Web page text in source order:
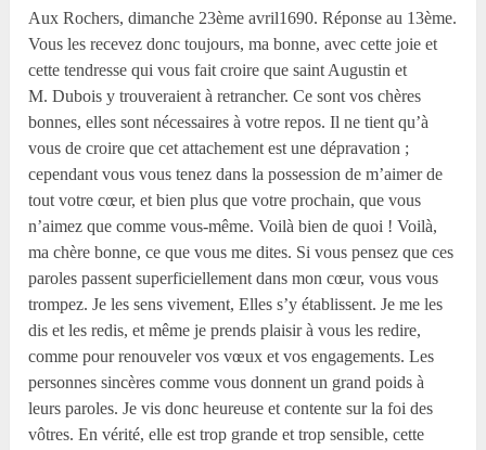
Aux Rochers, dimanche 23ème avril1690. Réponse au 13ème.
Vous les recevez donc toujours, ma bonne, avec cette joie et
cette tendresse qui vous fait croire que saint Augustin et
M. Dubois y trouveraient à retrancher. Ce sont vos chères
bonnes, elles sont nécessaires à votre repos. Il ne tient qu’à
vous de croire que cet attachement est une dépravation ;
cependant vous vous tenez dans la possession de m’aimer de
tout votre cœur, et bien plus que votre prochain, que vous
n’aimez que comme vous-même. Voilà bien de quoi ! Voilà,
ma chère bonne, ce que vous me dites. Si vous pensez que ces
paroles passent superficiellement dans mon cœur, vous vous
trompez. Je les sens vivement, Elles s’y établissent. Je me les
dis et les redis, et même je prends plaisir à vous les redire,
comme pour renouveler vos vœux et vos engagements. Les
personnes sincères comme vous donnent un grand poids à
leurs paroles. Je vis donc heureuse et contente sur la foi des
vôtres. En vérité, elle est trop grande et trop sensible, cette